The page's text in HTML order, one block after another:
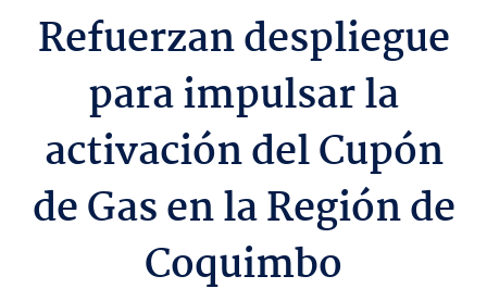
Refuerzan despliegue
para impulsar la
activación del Cupón
de Gas en la Región de
Coquimbo